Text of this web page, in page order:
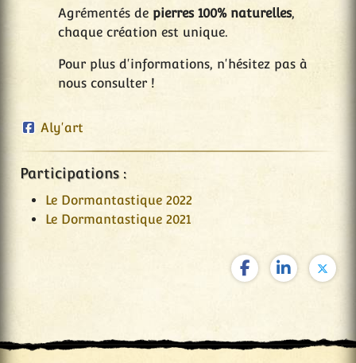
Agrémentés de pierres 100% naturelles,
chaque création est unique.
Pour plus d'informations, n'hésitez pas à
nous consulter !
Aly'art
Participations :
Le Dormantastique 2022
Le Dormantastique 2021